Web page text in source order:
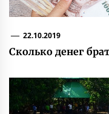
22.10.2019
Сколько денег